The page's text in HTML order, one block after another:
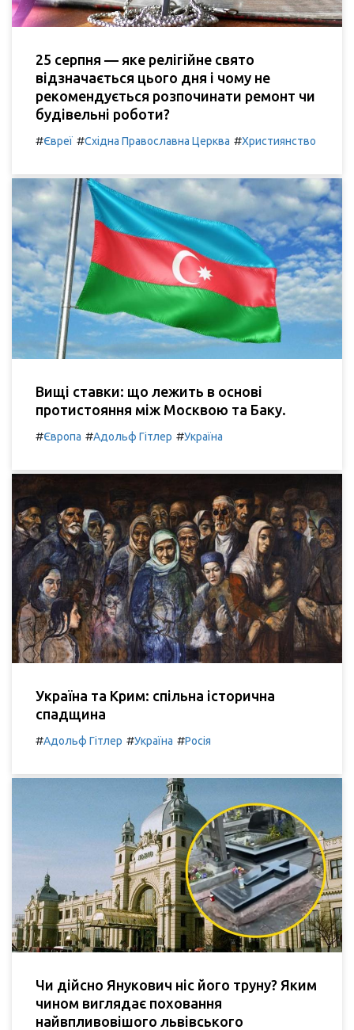
25 серпня — яке релігійне свято
відзначається цього дня і чому не
рекомендується розпочинати ремонт чи
будівельні роботи?
#Євреї #Східна Православна Церква #Християнство
Вищі ставки: що лежить в основі
протистояння між Москвою та Баку.
#Європа #Адольф Гітлер #Україна
Україна та Крим: спільна історична
спадщина
#Адольф Гітлер #Україна #Росія
Чи дійсно Янукович ніс його труну? Яким
чином виглядає поховання
найвпливовішого львівського